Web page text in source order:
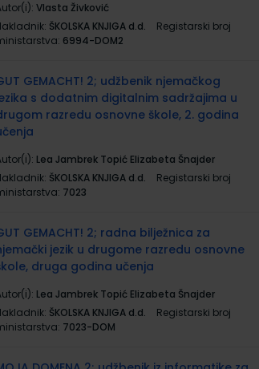
Vlasta Živković
ŠKOLSKA KNJIGA d.d.
Registarski broj
6994-DOM2
GEMACHT! 2; udžbenik njemačkog
s dodatnim digitalnim sadržajima u
razredu osnovne škole, 2. godina
Lea Jambrek Topić Elizabeta Šnajder
ŠKOLSKA KNJIGA d.d.
Registarski broj
7023
GEMACHT! 2; radna bilježnica za
jezik u drugome razredu osnovne
druga godina učenja
Lea Jambrek Topić Elizabeta Šnajder
ŠKOLSKA KNJIGA d.d.
Registarski broj
7023-DOM